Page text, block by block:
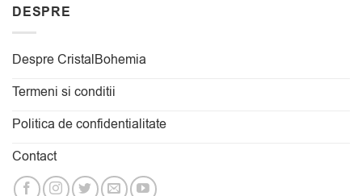
DESPRE
Despre CristalBohemia
Termeni si conditii
Politica de confidentialitate
Contact